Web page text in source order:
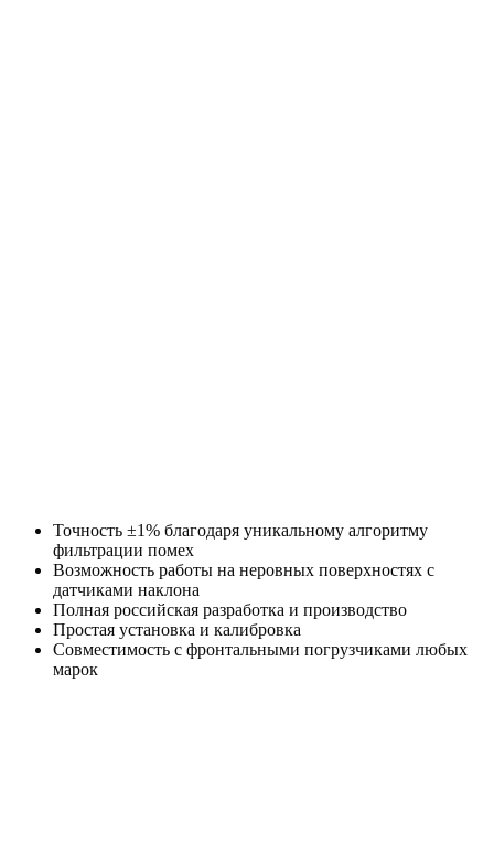
Точность ±1% благодаря уникальному алгоритму
фильтрации помех
Возможность работы на неровных поверхностях с
датчиками наклона
Полная российская разработка и производство
Простая установка и калибровка
Совместимость с фронтальными погрузчиками любых
марок